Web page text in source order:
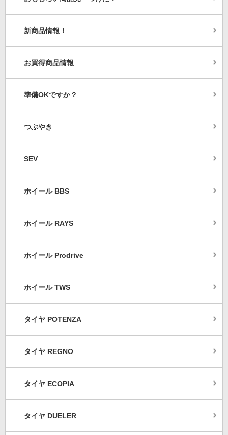
新商品情報！
お買得商品情報
準備OKですか？
つぶやき
SEV
ホイール BBS
ホイール RAYS
ホイール Prodrive
ホイール TWS
タイヤ POTENZA
タイヤ REGNO
タイヤ ECOPIA
タイヤ DUELER